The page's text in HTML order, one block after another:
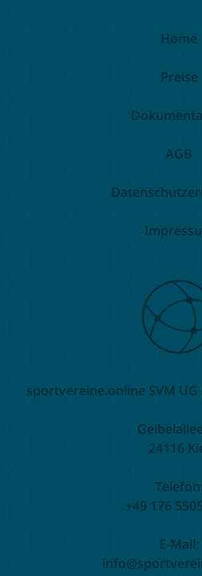
Home
Preise
AGB
sportvereine.online SVM
24116
Telefon:
+49 176
E-Mail: